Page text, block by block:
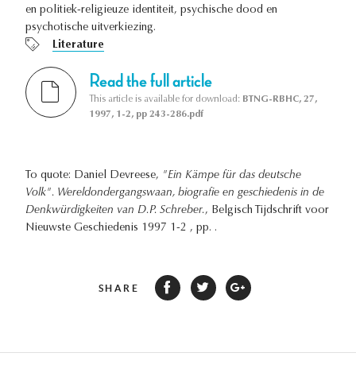
en politiek-religieuze identiteit, psychische dood en
psychotische uitverkiezing.
Literature
Read the full article
This article is available for download: BTNG-RBHC, 27,
1997, 1-2, pp 243-286.pdf
To quote: Daniel Devreese, "Ein Kämpe für das deutsche
Volk". Wereldondergangswaan, biografie en geschiedenis in de
Denkwürdigkeiten van D.P. Schreber., Belgisch Tijdschrift voor
Nieuwste Geschiedenis 1997 1-2 , pp. .
SHARE